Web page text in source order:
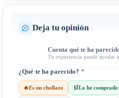
Deja tu opinión
Cuenta qué te ha
Tu experiencia puede ayudar
¿Qué te ha parecido? *
🔥Es un chollazo 🛒Lo he comprado